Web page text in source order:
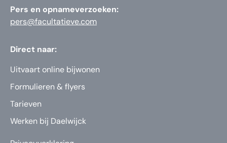
Pers en opnameverzoeken:
pers@facultatieve.com
Direct naar:
Uitvaart online bijwonen
Formulieren & flyers
Tarieven
Werken bij Daelwijck